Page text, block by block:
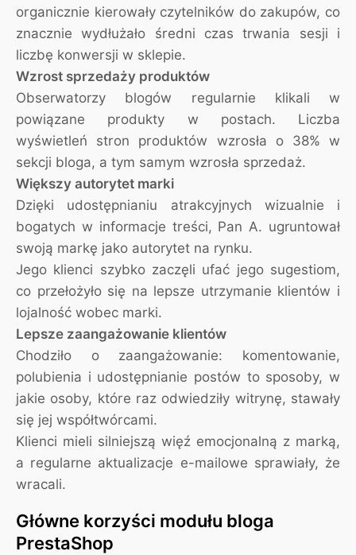
organicznie kierowały czytelników do zakupów, co
znacznie wydłużało średni czas trwania sesji i
liczbę konwersji w sklepie.
Wzrost sprzedaży produktów
Obserwatorzy blogów regularnie klikali w
powiązane produkty w postach. Liczba
wyświetleń stron produktów wzrosła o 38% w
sekcji bloga, a tym samym wzrosła sprzedaż.
Większy autorytet marki
Dzięki udostępnianiu atrakcyjnych wizualnie i
bogatych w informacje treści, Pan A. ugruntował
swoją markę jako autorytet na rynku.
Jego klienci szybko zaczęli ufać jego sugestiom,
co przełożyło się na lepsze utrzymanie klientów i
lojalność wobec marki.
Lepsze zaangażowanie klientów
Chodziło o zaangażowanie: komentowanie,
polubienia i udostępnianie postów to sposoby, w
jakie osoby, które raz odwiedziły witrynę, stawały
się jej współtwórcami.
Klienci mieli silniejszą więź emocjonalną z marką,
a regularne aktualizacje e-mailowe sprawiały, że
wracali.
Główne korzyści modułu bloga
PrestaShop